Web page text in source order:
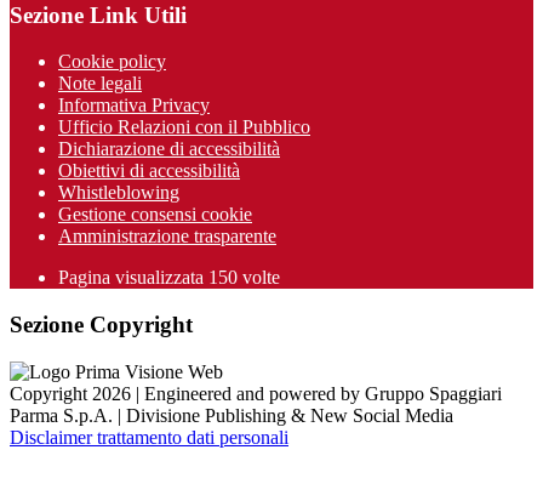
Sezione Link Utili
Cookie policy
Note legali
Informativa Privacy
Ufficio Relazioni con il Pubblico
Dichiarazione di accessibilità
Obiettivi di accessibilità
Whistleblowing
Gestione consensi cookie
Amministrazione trasparente
Pagina visualizzata 150 volte
Sezione Copyright
Copyright 2026 | Engineered and powered by Gruppo Spaggiari
Parma S.p.A. | Divisione Publishing & New Social Media
Disclaimer trattamento dati personali